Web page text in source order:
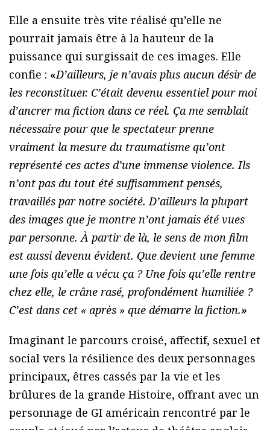
Elle a ensuite très vite réalisé qu’elle ne
pourrait jamais être à la hauteur de la
puissance qui surgissait de ces images. Elle
confie : «D’ailleurs, je n’avais plus aucun désir de
les reconstituer. C’était devenu essentiel pour moi
d’ancrer ma fiction dans ce réel. Ça me semblait
nécessaire pour que le spectateur prenne
vraiment la mesure du traumatisme qu’ont
représenté ces actes d’une immense violence. Ils
n’ont pas du tout été suffisamment pensés,
travaillés par notre société. D’ailleurs la plupart
des images que je montre n’ont jamais été vues
par personne. À partir de là, le sens de mon film
est aussi devenu évident. Que devient une femme
une fois qu’elle a vécu ça ? Une fois qu’elle rentre
chez elle, le crâne rasé, profondément humiliée ?
C’est dans cet « après » que démarre la fiction.»
Imaginant le parcours croisé, affectif, sexuel et
social vers la résilience des deux personnages
principaux, êtres cassés par la vie et les
brûlures de la grande Histoire, offrant avec un
personnage de GI américain rencontré par le